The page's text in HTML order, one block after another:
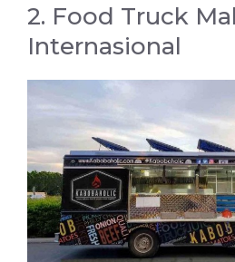
2. Food Truck
Internasional